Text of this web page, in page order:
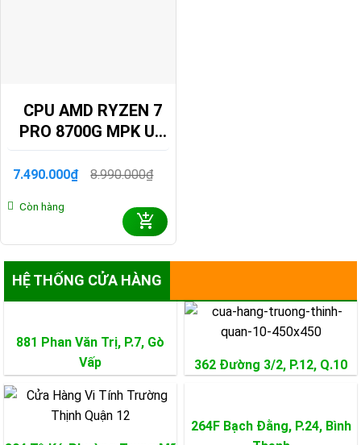
CPU AMD RYZEN 7
PRO 8700G MPK UP
TO 5.1GHZ 8 CORES
16 THREADS 16MB
8.990.000₫
Giá
8.990.000₫.
7.490.000₫
Giá
7.490.000₫.
Còn hàng
HỆ THỐNG CỬA HÀNG
881 Phan Văn Trị, P.7, Gò
Vấp
362 Đường 3/2, P.12, Q.10
264F Bạch Đằng, P.24, Bình